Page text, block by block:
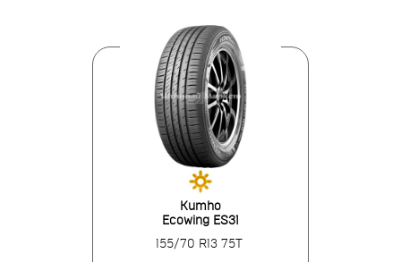
Kumho
Ecowing ES31
155/70 R13 75T